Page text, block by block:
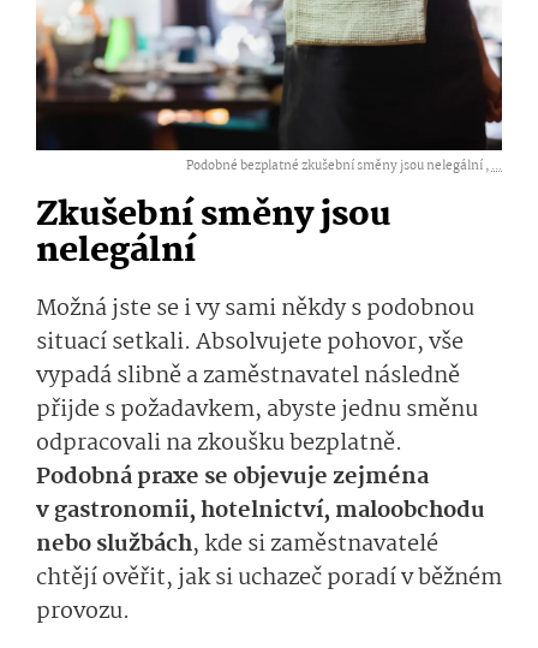
Podobné bezplatné zkušební směny jsou nelegální ,...
Zkušební směny jsou
nelegální
Možná jste se i vy sami někdy s podobnou
situací setkali. Absolvujete pohovor, vše
vypadá slibně a zaměstnavatel následně
přijde s požadavkem, abyste jednu směnu
odpracovali na zkoušku bezplatně.
Podobná praxe se objevuje zejména
v gastronomii, hotelnictví, maloobchodu
nebo službách, kde si zaměstnavatelé
chtějí ověřit, jak si uchazeč poradí v běžném
provozu.